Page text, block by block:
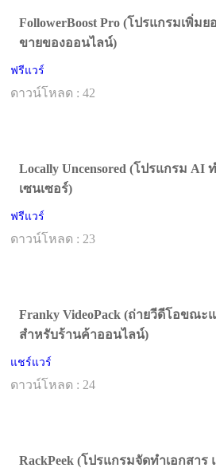
FollowerBoost Pro (โปรแกรมเพิ่ม
ขายของออนไลน์)
ฟรีแวร์
ดาวน์โหลด : 42
Locally Uncensored (โปรแกรม AI
เซนเซอร์)
ฟรีแวร์
ดาวน์โหลด : 23
Franky VideoPack (ถ่ายวีดีโอขณ
สำหรับร้านค้าออนไลน์)
แชร์แวร์
ดาวน์โหลด : 24
RackPeek (โปรแกรมจัดทำเอกสาร